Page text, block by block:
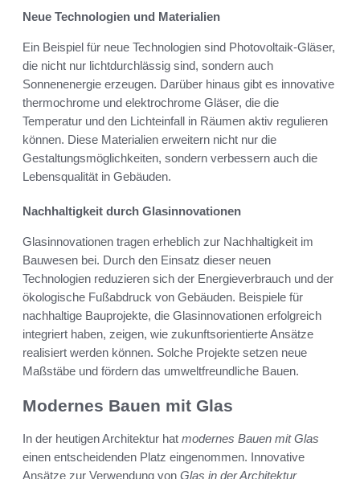
Neue Technologien und Materialien
Ein Beispiel für neue Technologien sind Photovoltaik-Gläser,
die nicht nur lichtdurchlässig sind, sondern auch
Sonnenenergie erzeugen. Darüber hinaus gibt es innovative
thermochrome und elektrochrome Gläser, die die
Temperatur und den Lichteinfall in Räumen aktiv regulieren
können. Diese Materialien erweitern nicht nur die
Gestaltungsmöglichkeiten, sondern verbessern auch die
Lebensqualität in Gebäuden.
Nachhaltigkeit durch Glasinnovationen
Glasinnovationen tragen erheblich zur Nachhaltigkeit im
Bauwesen bei. Durch den Einsatz dieser neuen
Technologien reduzieren sich der Energieverbrauch und der
ökologische Fußabdruck von Gebäuden. Beispiele für
nachhaltige Bauprojekte, die Glasinnovationen erfolgreich
integriert haben, zeigen, wie zukunftsorientierte Ansätze
realisiert werden können. Solche Projekte setzen neue
Maßstäbe und fördern das umweltfreundliche Bauen.
Modernes Bauen mit Glas
In der heutigen Architektur hat modernes Bauen mit Glas
einen entscheidenden Platz eingenommen. Innovative
Ansätze zur Verwendung von Glas in der Architektur